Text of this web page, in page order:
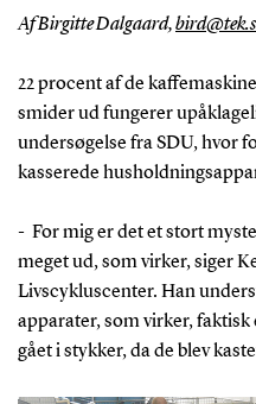
Af Birgitte Dalgaard,
22 procent af de
smider ud fungerer
undersøgelse fra SDU, hvor
kasserede
- For mig er det et stort
meget ud, som virker, siger
Livscykluscenter. Han
apparater, som virker,
gået i stykker, da de blev